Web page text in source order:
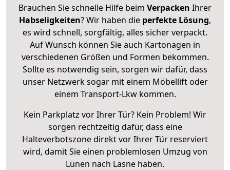
Brauchen Sie schnelle Hilfe beim Verpacken Ihrer
Habseligkeiten? Wir haben die perfekte Lösung,
es wird schnell, sorgfältig, alles sicher verpackt.
Auf Wunsch können Sie auch Kartonagen in
verschiedenen Größen und Formen bekommen.
Sollte es notwendig sein, sorgen wir dafür, dass
unser Netzwerk sogar mit einem Möbellift oder
einem Transport-Lkw kommen.
Kein Parkplatz vor Ihrer Tür? Kein Problem! Wir
sorgen rechtzeitig dafür, dass eine
Halteverbotszone direkt vor Ihrer Tür reserviert
wird, damit Sie einen problemlosen Umzug von
Lünen nach Lasne haben.